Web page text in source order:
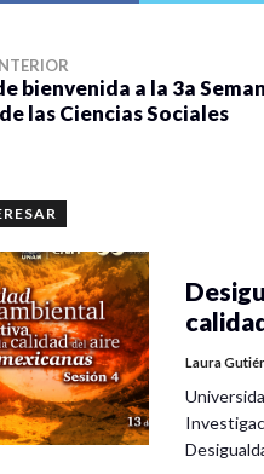
bienvenida a la 3a
las Ciencias Sociales
Laura